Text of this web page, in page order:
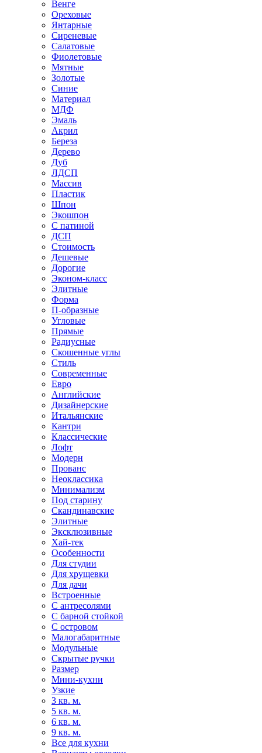
Венге
Ореховые
Янтарные
Сиреневые
Салатовые
Фиолетовые
Мятные
Золотые
Синие
Материал
МДФ
Эмаль
Акрил
Береза
Дерево
Дуб
ЛДСП
Массив
Пластик
Шпон
Экошпон
С патиной
ДСП
Стоимость
Дешевые
Дорогие
Эконом-класс
Элитные
Форма
П-образные
Угловые
Прямые
Радиусные
Скошенные углы
Стиль
Современные
Евро
Английские
Дизайнерские
Итальянские
Кантри
Классические
Лофт
Модерн
Прованс
Неоклассика
Минимализм
Под старину
Скандинавские
Элитные
Эксклюзивные
Хай-тек
Особенности
Для студии
Для хрущевки
Для дачи
Встроенные
С антресолями
С барной стойкой
С островом
Малогабаритные
Модульные
Скрытые ручки
Размер
Мини-кухни
Узкие
3 кв. м.
5 кв. м.
6 кв. м.
9 кв. м.
Все для кухни